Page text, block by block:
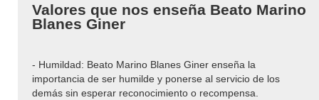
Valores que nos enseña Beato Marino
Blanes Giner
- Humildad: Beato Marino Blanes Giner enseña la
importancia de ser humilde y ponerse al servicio de los
demás sin esperar reconocimiento o recompensa.